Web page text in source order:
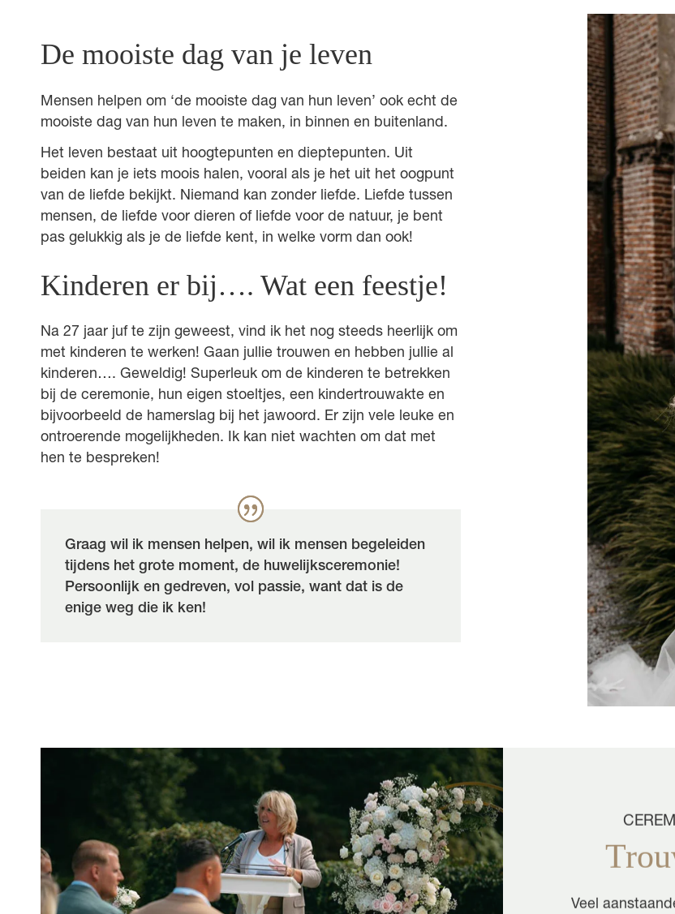
De mooiste dag van je leven
Mensen helpen om ‘de mooiste dag van hun leven’ ook echt de
mooiste dag van hun leven te maken, in binnen en buitenland.
Het leven bestaat uit hoogtepunten en dieptepunten. Uit
beiden kan je iets moois halen, vooral als je het uit het oogpunt
van de liefde bekijkt. Niemand kan zonder liefde. Liefde tussen
mensen, de liefde voor dieren of liefde voor de natuur, je bent
pas gelukkig als je de liefde kent, in welke vorm dan ook!
Kinderen er bij…. Wat een feestje!
Na 27 jaar juf te zijn geweest, vind ik het nog steeds heerlijk om
met kinderen te werken! Gaan jullie trouwen en hebben jullie al
kinderen…. Geweldig! Superleuk om de kinderen te betrekken
bij de ceremonie, hun eigen stoeltjes, een kindertrouwakte en
bijvoorbeeld de hamerslag bij het jawoord. Er zijn vele leuke en
ontroerende mogelijkheden. Ik kan niet wachten om dat met
hen te bespreken!
Graag wil ik mensen helpen, wil ik mensen begeleiden
tijdens het grote moment, de huwelijksceremonie!
Persoonlijk en gedreven, vol passie, want dat is de
enige weg die ik ken!
Veel